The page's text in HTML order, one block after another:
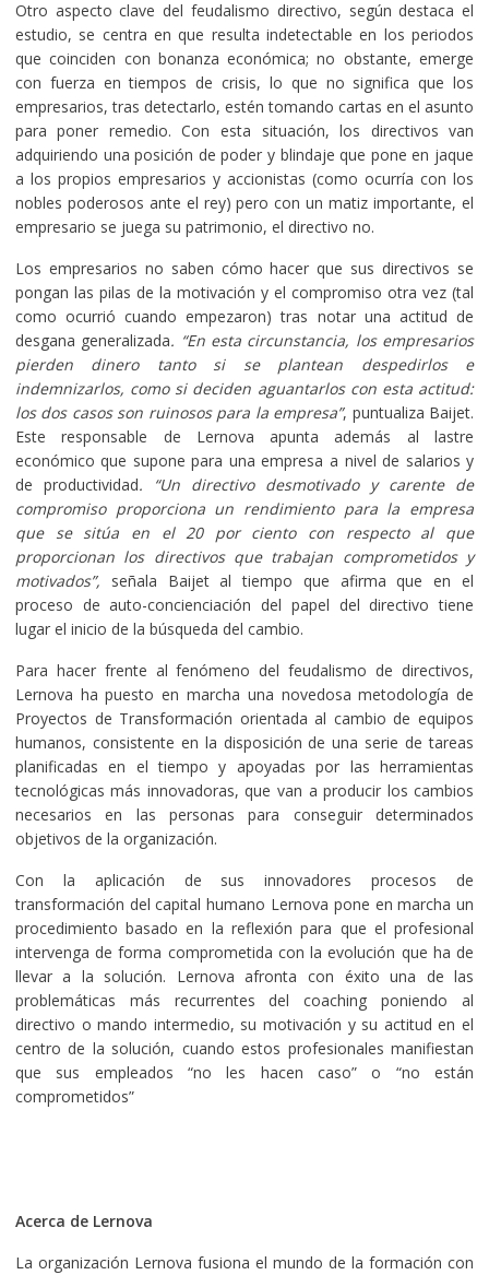
Otro aspecto clave del feudalismo directivo, según destaca el
estudio, se centra en que resulta indetectable en los periodos
que coinciden con bonanza económica; no obstante, emerge
con fuerza en tiempos de crisis, lo que no significa que los
empresarios, tras detectarlo, estén tomando cartas en el asunto
para poner remedio. Con esta situación, los directivos van
adquiriendo una posición de poder y blindaje que pone en jaque
a los propios empresarios y accionistas (como ocurría con los
nobles poderosos ante el rey) pero con un matiz importante, el
empresario se juega su patrimonio, el directivo no.
Los empresarios no saben cómo hacer que sus directivos se
pongan las pilas de la motivación y el compromiso otra vez (tal
como ocurrió cuando empezaron) tras notar una actitud de
desgana generalizada. “En esta circunstancia, los empresarios
pierden dinero tanto si se plantean despedirlos e
indemnizarlos, como si deciden aguantarlos con esta actitud:
los dos casos son ruinosos para la empresa”, puntualiza Baijet.
Este responsable de Lernova apunta además al lastre
económico que supone para una empresa a nivel de salarios y
de productividad. “Un directivo desmotivado y carente de
compromiso proporciona un rendimiento para la empresa
que se sitúa en el 20 por ciento con respecto al que
proporcionan los directivos que trabajan comprometidos y
motivados”, señala Baijet al tiempo que afirma que en el
proceso de auto-concienciación del papel del directivo tiene
lugar el inicio de la búsqueda del cambio.
Para hacer frente al fenómeno del feudalismo de directivos,
Lernova ha puesto en marcha una novedosa metodología de
Proyectos de Transformación orientada al cambio de equipos
humanos, consistente en la disposición de una serie de tareas
planificadas en el tiempo y apoyadas por las herramientas
tecnológicas más innovadoras, que van a producir los cambios
necesarios en las personas para conseguir determinados
objetivos de la organización.
Con la aplicación de sus innovadores procesos de
transformación del capital humano Lernova pone en marcha un
procedimiento basado en la reflexión para que el profesional
intervenga de forma comprometida con la evolución que ha de
llevar a la solución. Lernova afronta con éxito una de las
problemáticas más recurrentes del coaching poniendo al
directivo o mando intermedio, su motivación y su actitud en el
centro de la solución, cuando estos profesionales manifiestan
que sus empleados “no les hacen caso” o “no están
comprometidos”
Acerca de Lernova
La organización Lernova fusiona el mundo de la formación con